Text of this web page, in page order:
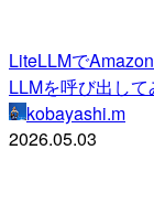
LiteLLMで
LLMを呼び出して
kobayashi.m
2026.05.03